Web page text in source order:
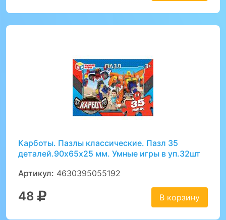
Карботы. Пазлы классические. Пазл 35
деталей.90х65х25 мм. Умные игры в уп.32шт
Артикул: 4630395055192
48 В корзину